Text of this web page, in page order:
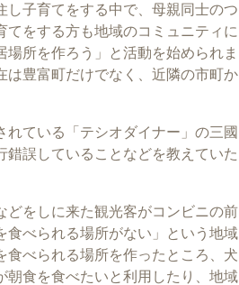
子育てをする中で、母親同士のつ
をする方も地域のコミュニティに
所を作ろう」と活動を始められま
は豊富町だけでなく、近隣の市町か
ている「テシオダイナー」の三國
誤していることなどを教えていた
どをしに来た観光客がコンビニの前
食べられる場所がない」という地域
べられる場所を作ったところ、犬
朝食を食べたいと利用したり、地域